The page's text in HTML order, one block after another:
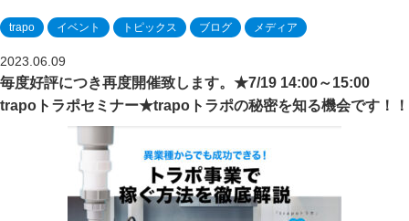
trapo イベント トピックス ブログ メディア
2023.06.09
毎度好評につき再度開催致します。★7/19 14:00～15:00
trapoトラポセミナー★trapoトラポの秘密を知る機会です！！